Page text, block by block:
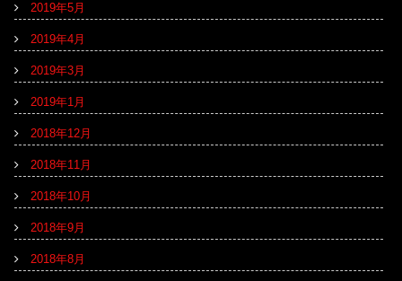
2019年5月
2019年4月
2019年3月
2019年1月
2018年12月
2018年11月
2018年10月
2018年9月
2018年8月